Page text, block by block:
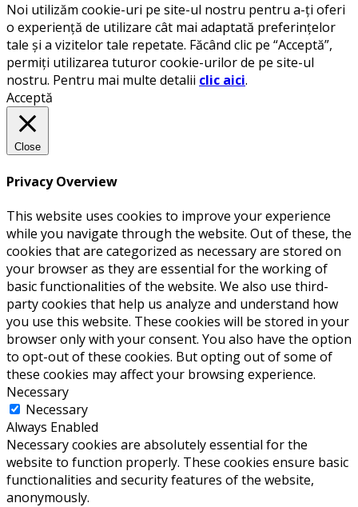
Noi utilizăm cookie-uri pe site-ul nostru pentru a-ți oferi
o experiență de utilizare cât mai adaptată preferințelor
tale și a vizitelor tale repetate. Făcând clic pe “Acceptă”,
permiți utilizarea tuturor cookie-urilor de pe site-ul
nostru. Pentru mai multe detalii clic aici.
Acceptă
Close
Privacy Overview
This website uses cookies to improve your experience
while you navigate through the website. Out of these, the
cookies that are categorized as necessary are stored on
your browser as they are essential for the working of
basic functionalities of the website. We also use third-
party cookies that help us analyze and understand how
you use this website. These cookies will be stored in your
browser only with your consent. You also have the option
to opt-out of these cookies. But opting out of some of
these cookies may affect your browsing experience.
Necessary
Necessary
Always Enabled
Necessary cookies are absolutely essential for the
website to function properly. These cookies ensure basic
functionalities and security features of the website,
anonymously.